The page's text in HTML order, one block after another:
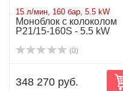
15 л/мин, 160 бар, 5.5 kW
Моноблок с колоколом
P21/15-160S - 5.5 kW
(0)
348 270 руб.